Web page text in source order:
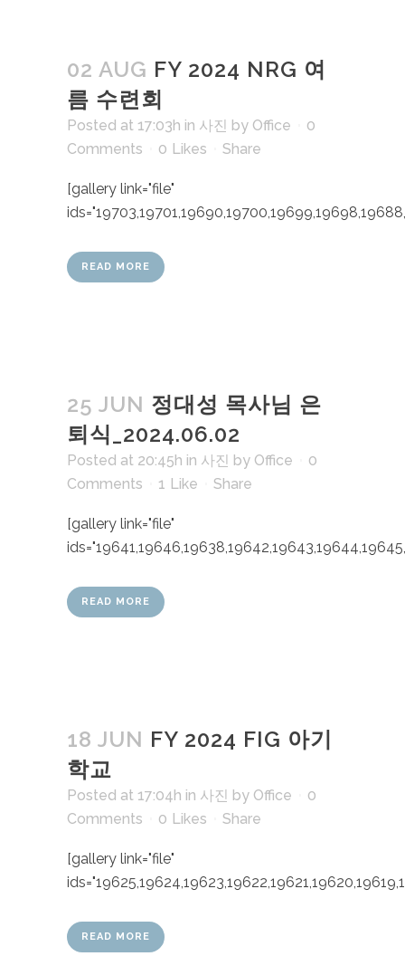
02 AUG FY 2024 NRG 여
름 수련회
Posted at 17:03h in 사진 by Office
0
Comments
0 Likes Share
[gallery link="file"
READ MORE
25 JUN 정대성 목사님 은
퇴식_2024.06.02
Posted at 20:45h in 사진 by Office
0
Comments
1 Like Share
[gallery link="file"
READ MORE
18 JUN FY 2024 FIG 아기
학교
Posted at 17:04h in 사진 by Office
0
Comments
0 Likes Share
[gallery link="file"
READ MORE